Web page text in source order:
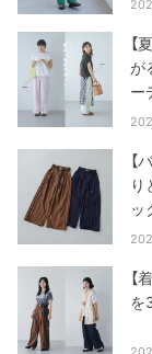
【
が
ー
【
り
ッ
【
を